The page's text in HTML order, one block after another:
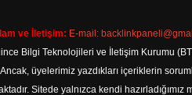
ve İletişim: E-mail:
Bilgi Teknolojileri ve İletişim Kurumu
üyelerimiz yazdıkları içeriklerin
Sitede yalnızca kendi